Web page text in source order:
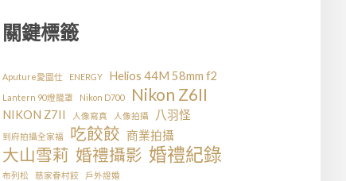
關鍵標籤
Aputure愛圖仕 ENERGY Helios 44M 58mm f2
Lantern 90燈籠罩 Nikon D700 Nikon Z6II
NIKON Z7II 人像寫真 人像拍攝 八羽怪
到府拍攝全家福 吃餃餃 商業拍攝
大山雪莉 婚禮攝影 婚禮紀錄
布列松 慈家眷村餃 戶外證婚